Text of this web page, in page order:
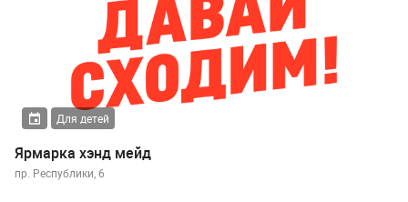
Для детей
Ярмарка хэнд мейд
пр. Республики, 6